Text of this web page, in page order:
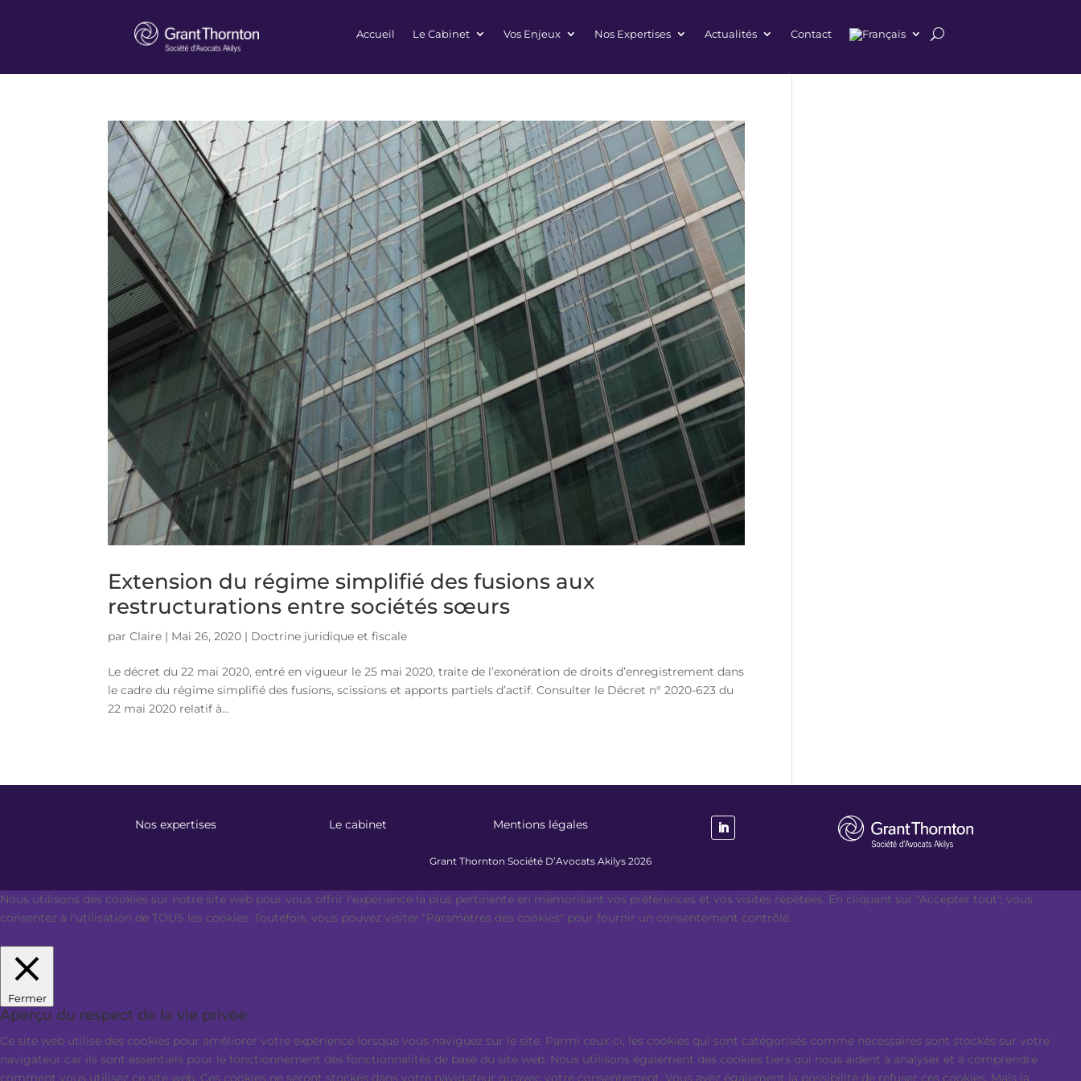
Accueil Le Cabinet Vos Enjeux Nos Expertises Actualités Contact
Extension du régime simplifié des fusions aux
restructurations entre sociétés sœurs
parClaire | Mai 26, 2020 | Doctrine juridique et fiscale
Le décret du 22 mai 2020, entré en vigueur le 25 mai 2020, traite de l’exonération de droits d’enregistrement dans
le cadre du régime simplifié des fusions, scissions et apports partiels d’actif. Consulter le Décret n° 2020-623 du
22 mai 2020 relatif à...
Nos expertises Le cabinet Mentions légales
Grant Thornton Société D’Avocats Akilys 2026
Nous utilisons des cookies sur notre site web pour vous offrir l'expérience la plus pertinente en mémorisant vos préférences et vos visites répétées. En cliquant sur "Accepter tout", vous
consentez à l'utilisation de TOUS les cookies. Toutefois, vous pouvez visiter "Paramètres des cookies" pour fournir un consentement contrôlé.
Fermer
Aperçu du respect de la vie privée
Ce site web utilise des cookies pour améliorer votre expérience lorsque vous naviguez sur le site. Parmi ceux-ci, les cookies qui sont catégorisés comme nécessaires sont stockés sur votre
navigateur car ils sont essentiels pour le fonctionnement des fonctionnalités de base du site web. Nous utilisons également des cookies tiers qui nous aident à analyser et à comprendre
comment vous utilisez ce site web. Ces cookies ne seront stockés dans votre navigateur qu'avec votre consentement. Vous avez également la possibilité de refuser ces cookies. Mais la